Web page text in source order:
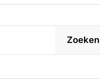
Zoeken